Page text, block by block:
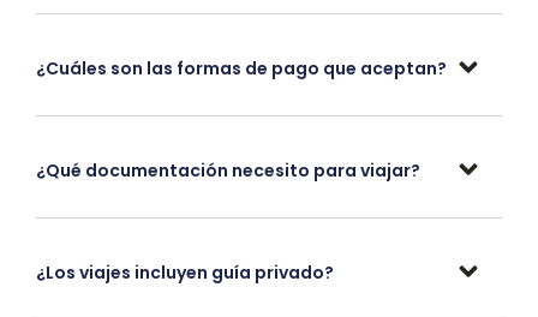
¿Cuáles son las formas de pago que aceptan?
¿Qué documentación necesito para viajar?
¿Los viajes incluyen guía privado?